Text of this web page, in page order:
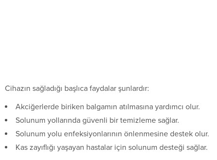
Cihazın sağladığı başlıca faydalar şunlardır:
Akciğerlerde biriken balgamın atılmasına yardımcı olur.
Solunum yollarında güvenli bir temizleme sağlar.
Solunum yolu enfeksiyonlarının önlenmesine destek olur.
Kas zayıflığı yaşayan hastalar için solunum desteği sağlar.